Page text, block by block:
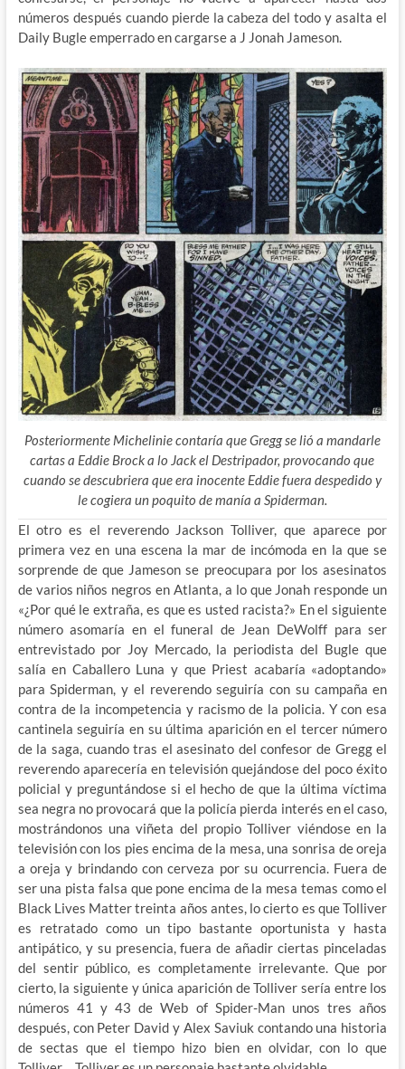
números después cuando pierde la cabeza del todo y asalta el
Daily Bugle emperrado en cargarse a J Jonah Jameson.
Posteriormente Michelinie contaría que Gregg se lió a mandarle
cartas a Eddie Brock a lo Jack el Destripador, provocando que
cuando se descubriera que era inocente Eddie fuera despedido y
le cogiera un poquito de manía a Spiderman.
El otro es el reverendo Jackson Tolliver, que aparece por
primera vez en una escena la mar de incómoda en la que se
sorprende de que Jameson se preocupara por los asesinatos
de varios niños negros en Atlanta, a lo que Jonah responde un
«¿Por qué le extraña, es que es usted racista?» En el siguiente
número asomaría en el funeral de Jean DeWolff para ser
entrevistado por Joy Mercado, la periodista del Bugle que
salía en Caballero Luna y que Priest acabaría «adoptando»
para Spiderman, y el reverendo seguiría con su campaña en
contra de la incompetencia y racismo de la policia. Y con esa
cantinela seguiría en su última aparición en el tercer número
de la saga, cuando tras el asesinato del confesor de Gregg el
reverendo aparecería en televisión quejándose del poco éxito
policial y preguntándose si el hecho de que la última víctima
sea negra no provocará que la policía pierda interés en el caso,
mostrándonos una viñeta del propio Tolliver viéndose en la
televisión con los pies encima de la mesa, una sonrisa de oreja
a oreja y brindando con cerveza por su ocurrencia. Fuera de
ser una pista falsa que pone encima de la mesa temas como el
Black Lives Matter treinta años antes, lo cierto es que Tolliver
es retratado como un tipo bastante oportunista y hasta
antipático, y su presencia, fuera de añadir ciertas pinceladas
del sentir público, es completamente irrelevante. Que por
cierto, la siguiente y única aparición de Tolliver sería entre los
números 41 y 43 de Web of Spider-Man unos tres años
después, con Peter David y Alex Saviuk contando una historia
de sectas que el tiempo hizo bien en olvidar, con lo que